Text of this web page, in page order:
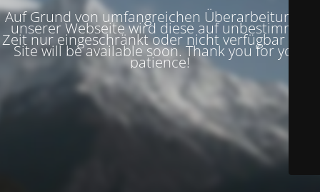
Auf Grund von umfangreichen Überarbeitungen
unserer Webseite wird diese auf unbestimmte
Zeit nur eingeschränkt oder nicht verfügbar sein.
Site will be available soon. Thank you for your
patience!